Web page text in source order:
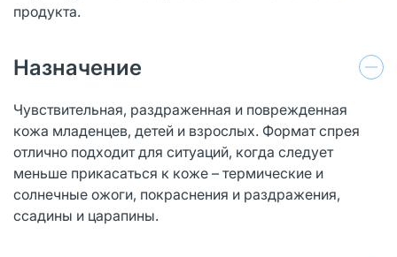
продукта.
Назначение
Чувствительная, раздраженная и поврежденная
кожа младенцев, детей и взрослых. Формат спрея
отлично подходит для ситуаций, когда следует
меньше прикасаться к коже – термические и
солнечные ожоги, покраснения и раздражения,
ссадины и царапины.